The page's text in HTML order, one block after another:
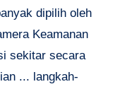
dipilih oleh
Keamanan
sekitar secara
... langkah-